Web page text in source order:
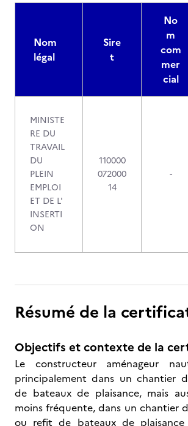
Nom
légal
Sire
t
No
m
com
mer
cial
MINISTE
RE DU
TRAVAIL
DU
PLEIN
EMPLOI
ET DE L'
INSERTI
ON
110000
072000
14
-
Résumé de la
Objectifs et contexte de la
Le constructeur aménageur
principalement dans un chantier
de bateaux de plaisance, mais
moins fréquente, dans un chantier
ou refit de bateaux de